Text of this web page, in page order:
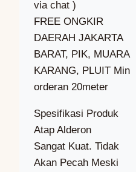
via chat )
FREE ONGKIR
DAERAH JAKARTA
BARAT, PIK, MUARA
KARANG, PLUIT Min
orderan 20meter
Spesifikasi Produk
Atap Alderon
Sangat Kuat. Tidak
Akan Pecah Meski